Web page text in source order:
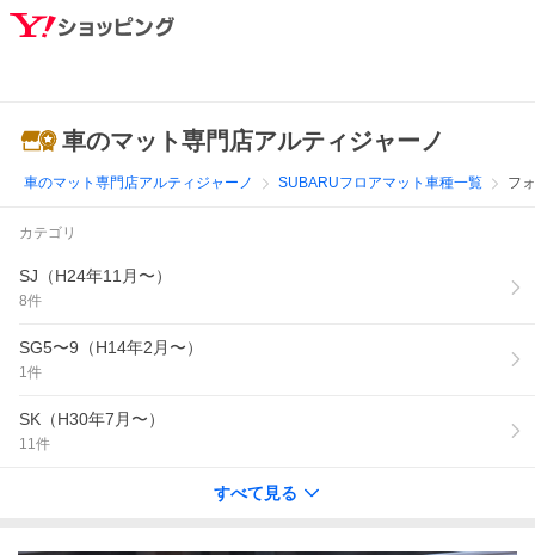
車のマット専門店アルティジャーノ
車のマット専門店アルティジャーノ SUBARUフロアマット車種一覧 フ
カテゴリ
SJ（H24年11月〜）
8件
SG5〜9（H14年2月〜）
1件
SK（H30年7月〜）
11件
すべて見る